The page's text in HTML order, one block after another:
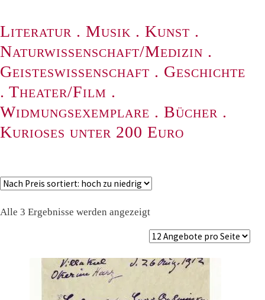
Literatur . Musik . Kunst .
Naturwissenschaft/Medizin .
Geisteswissenschaft . Geschichte
. Theater/Film .
Widmungsexemplare . Bücher .
Kurioses unter 200 Euro
Alle 3 Ergebnisse werden angezeigtNach
sortiert: